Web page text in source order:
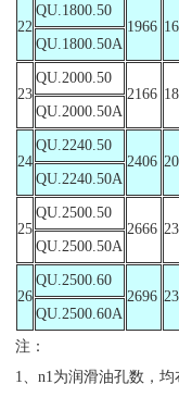
22
QU.1800.50
1966
QU.1800.50A
23
QU.2000.50
2166
QU.2000.50A
24
QU.2240.50
2406
QU.2240.50A
25
QU.2500.50
2666
QU.2500.50A
26
QU.2500.60
2696
QU.2500.60A
注：
1、n1为润滑油孔数，均